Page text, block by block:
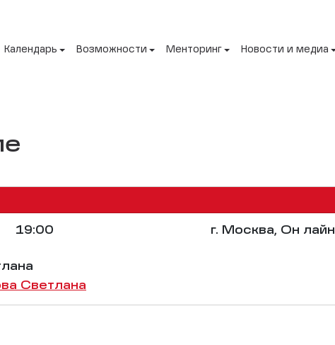
Календарь Возможности Менторинг Новости и медиа
19:00 г. Москва, Он лайн
Светлана